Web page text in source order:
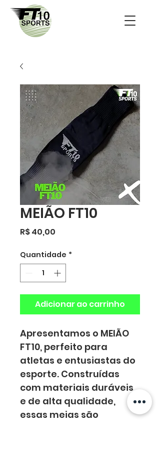
MEIÃO FT10
R$ 40,00
Quantidade *
Adicionar ao carrinho
Apresentamos o MEIÃO
FT10, perfeito para
atletas e entusiastas do
esporte. Construídas
com materiais duráveis ​​
e de alta qualidade,
essas meias são